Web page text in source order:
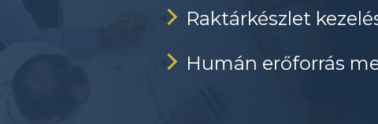
> Raktárkészlet
> Humán erőforrás